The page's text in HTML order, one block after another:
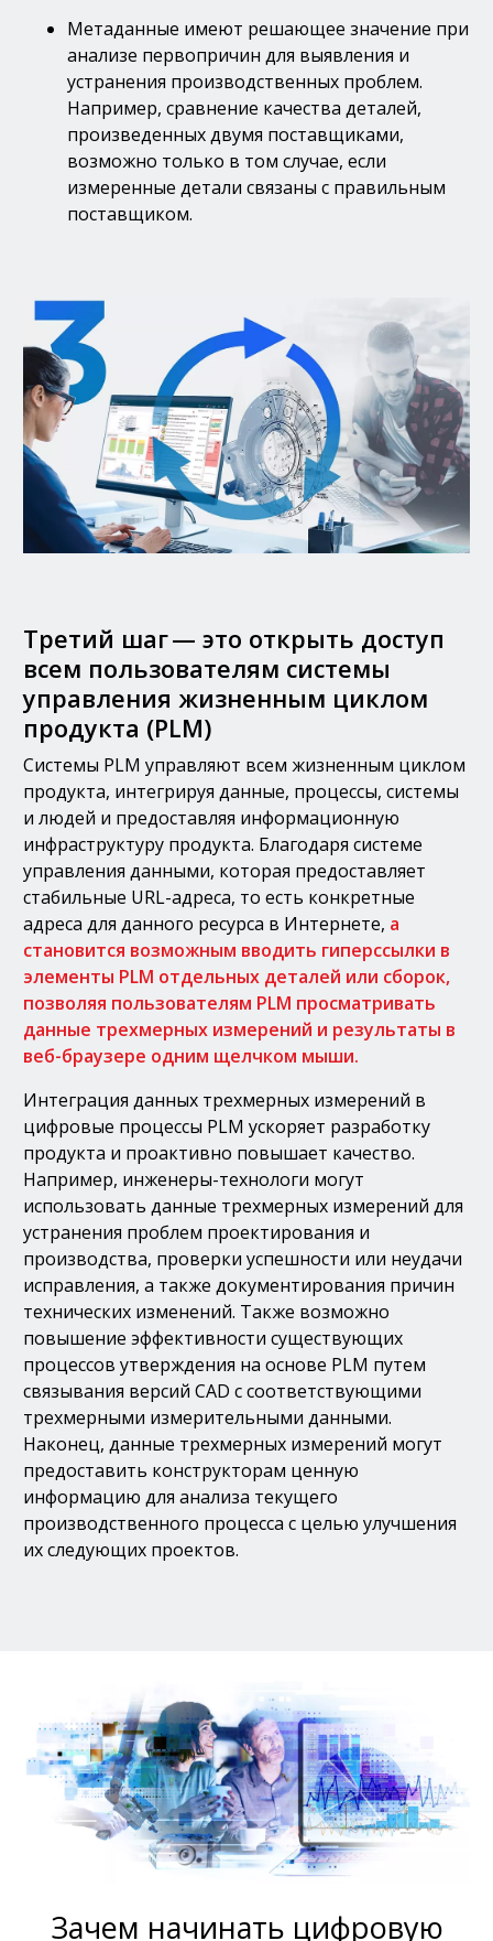
Метаданные имеют решающее значение при
анализе первопричин для выявления и
устранения производственных проблем.
Например, сравнение качества деталей,
произведенных двумя поставщиками,
возможно только в том случае, если
измеренные детали связаны с правильным
поставщиком.
Третий шаг — это открыть доступ
всем пользователям системы
управления жизненным циклом
продукта (PLM)
Системы PLM управляют всем жизненным циклом
продукта, интегрируя данные, процессы, системы
и людей и предоставляя информационную
инфраструктуру продукта. Благодаря системе
управления данными, которая предоставляет
стабильные URL-адреса, то есть конкретные
адреса для данного ресурса в Интернете, a
становится возможным вводить гиперссылки в
элементы PLM отдельных деталей или сборок,
позволяя пользователям PLM просматривать
данные трехмерных измерений и результаты в
веб-браузере одним щелчком мыши.
Интеграция данных трехмерных измерений в
цифровые процессы PLM ускоряет разработку
продукта и проактивно повышает качество.
Например, инженеры-технологи могут
использовать данные трехмерных измерений для
устранения проблем проектирования и
производства, проверки успешности или неудачи
исправления, а также документирования причин
технических изменений. Также возможно
повышение эффективности существующих
процессов утверждения на основе PLM путем
связывания версий CAD с соответствующими
трехмерными измерительными данными.
Наконец, данные трехмерных измерений могут
предоставить конструкторам ценную
информацию для анализа текущего
производственного процесса с целью улучшения
их следующих проектов.
Зачем начинать цифровую